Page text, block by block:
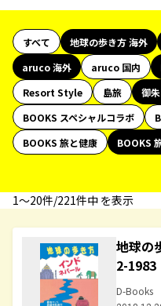
すべて 地球の歩き方 海外
aruco 海外
aruco 国内
Resort Style
島旅 御
BOOKS スペシャルコラボ
BOOKS 旅と健康
BOOKS
1〜20件/221件中 を表示
地球の
2-1983
D-Books